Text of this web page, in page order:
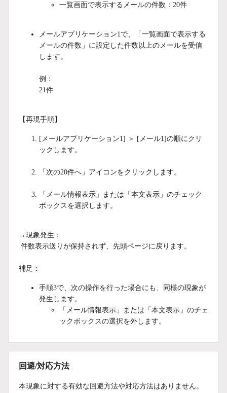
一覧画面で表示するメールの件数：20件
メールアプリケーション1で、「一覧画面で表示する
メールの件数」に設定した件数以上のメールを受信
します。
例：
21件
【再現手順】
[メールアプリケーション1] ＞ [メール1]の順にクリ
ックします。
「次の20件へ」アイコンをクリックします。
「メール情報表示」または「本文表示」のチェック
ボックスを選択します。
→現象発生：
件数表示送りが保持されず、先頭ページに戻ります。
補足：
手順3で、次の操作を行った場合にも、同様の現象が
発生します。
「メール情報表示」または「本文表示」のチェ
ックボックスの選択を外します。
回避/対応方法
本現象に対する有効な回避方法や対応方法はありません。